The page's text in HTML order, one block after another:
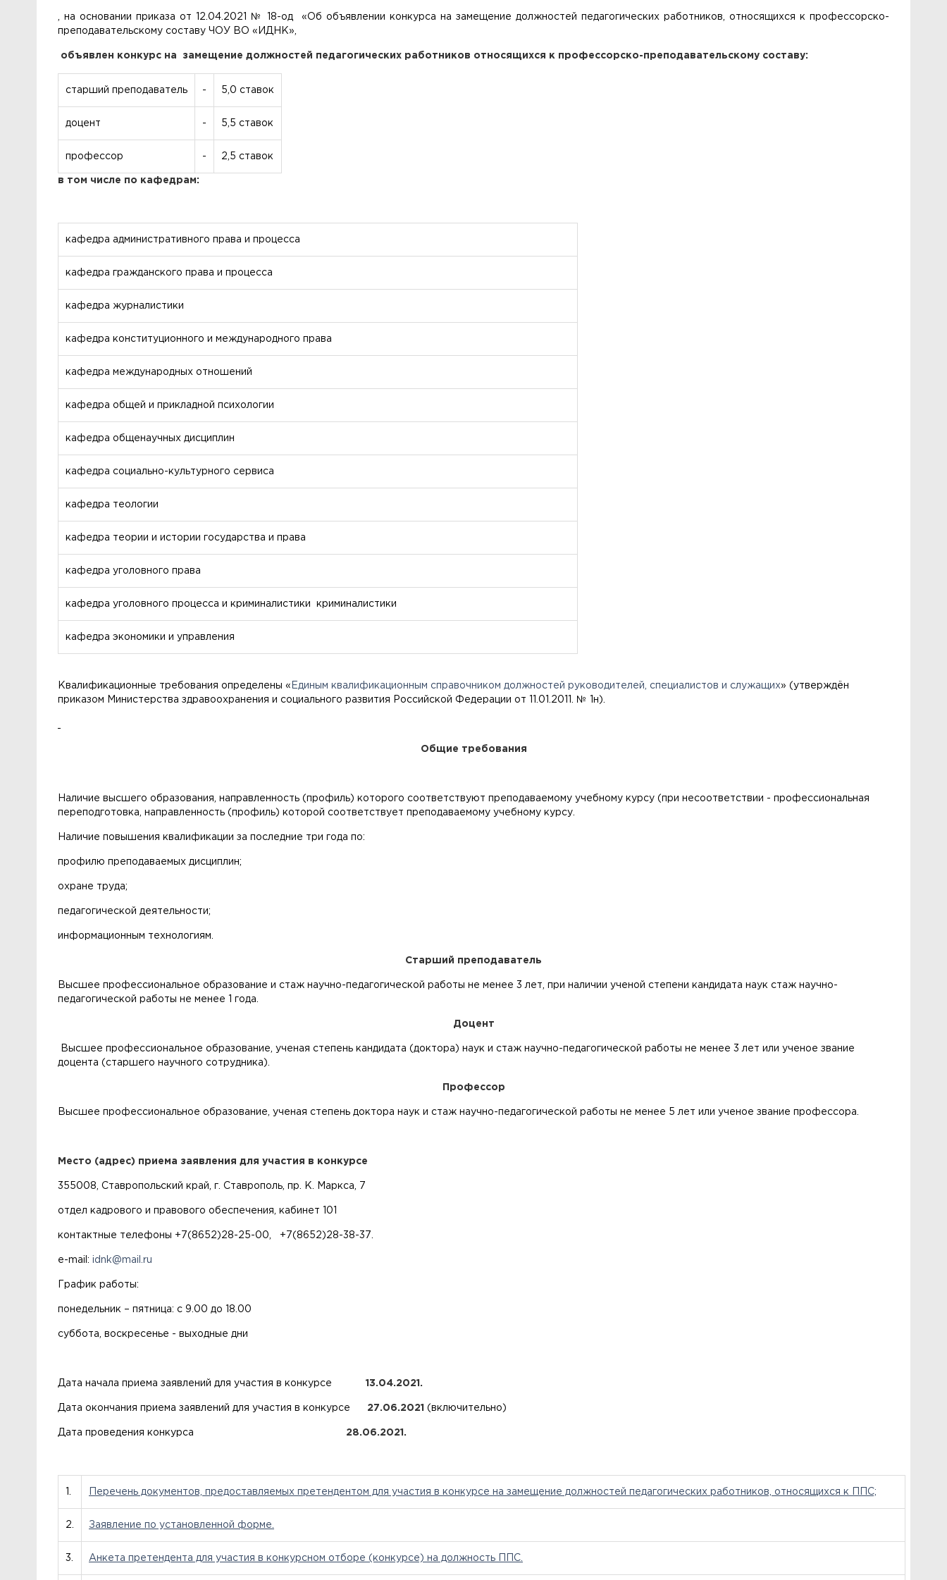
на основании приказа от 12.04.2021 № 18-од «Об объявлении конкурса на замещение должностей педагогических работников, относящихся к профессорско-
преподавательскому составу ЧОУ ВО «ИДНК»,
объявлен конкурс на замещение должностей педагогических работников относящихся к профессорско-преподавательскому составу:
старший преподаватель - 5,0 ставок
доцент - 5,5 ставок
профессор - 2,5 ставок
в том числе по кафедрам:
кафедра административного права и процесса
кафедра гражданского права и процесса
кафедра журналистики
кафедра конституционного и международного права
кафедра международных отношений
кафедра общей и прикладной психологии
кафедра общенаучных дисциплин
кафедра социально-культурного сервиса
кафедра теологии
кафедра теории и истории государства и права
кафедра уголовного права
кафедра уголовного процесса и криминалистики криминалистики
кафедра экономики и управления
Квалификационные требования определены « Единым квалификационным справочником должностей руководителей, специалистов и служащих» (утверждён
приказом Министерства здравоохранения и социального развития Российской Федерации от 11.01.2011. № 1н).
Общие требования
Наличие высшего образования, направленность (профиль) которого соответствуют преподаваемому учебному курсу (при несоответствии - профессиональная
переподготовка, направленность (профиль) которой соответствует преподаваемому учебному курсу.
Наличие повышения квалификации за последние три года по:
профилю преподаваемых дисциплин;
охране труда;
педагогической деятельности;
информационным технологиям.
Старший преподаватель
Высшее профессиональное образование и стаж научно-педагогической работы не менее 3 лет, при наличии ученой степени кандидата наук стаж научно-
педагогической работы не менее 1 года.
Доцент
Высшее профессиональное образование, ученая степень кандидата (доктора) наук и стаж научно-педагогической работы не менее 3 лет или ученое звание
доцента (старшего научного сотрудника).
Профессор
Высшее профессиональное образование, ученая степень доктора наук и стаж научно-педагогической работы не менее 5 лет или ученое звание профессора.
Место (адрес) приема заявления для участия в конкурсе
355008, Ставропольский край, г. Ставрополь, пр. К. Маркса, 7
отдел кадрового и правового обеспечения, кабинет 101
контактные телефоны +7(8652)28-25-00, +7(8652)28-38-37.
e-mail: idnk@mail.ru
График работы:
понедельник – пятница: с 9.00 до 18.00
суббота, воскресенье - выходные дни
Дата начала приема заявлений для участия в конкурсе 13.04.2021.
Дата окончания приема заявлений для участия в конкурсе 27.06.2021 (включительно)
Дата проведения конкурса 28.06.2021.
Перечень документов, предоставляемых претендентом для участия в конкурсе на замещение должностей педагогических работников, относящихся к ППС;
2. Заявление по установленной форме.
3. Анкета претендента для участия в конкурсном отборе (конкурсе) на должность ППС.